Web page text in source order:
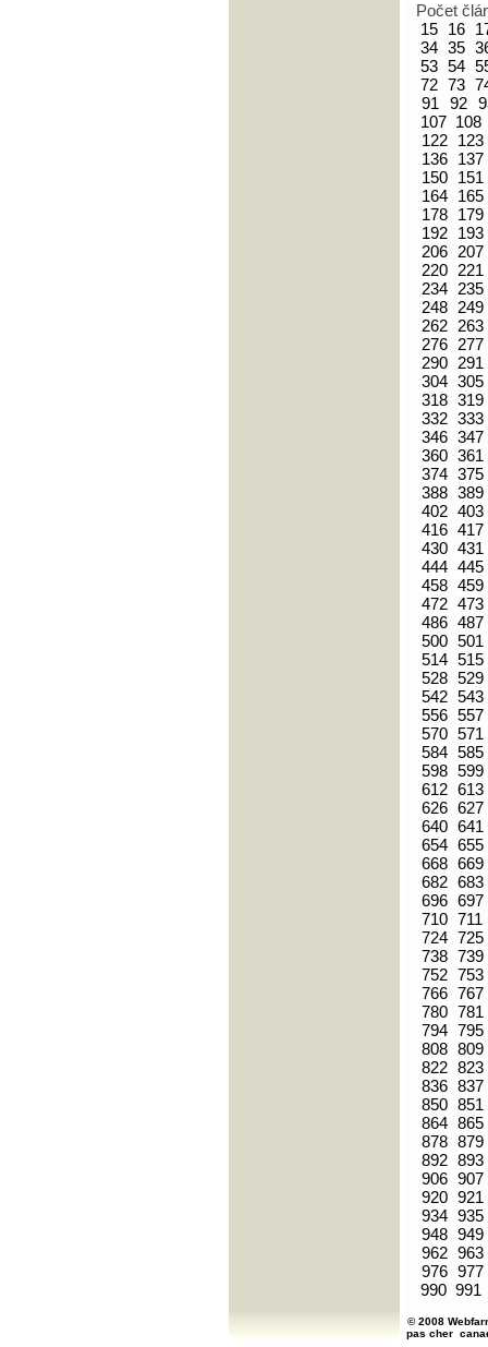
Počet
15 16
34 35
53 54
72 73
91
92
107 108
122
123
136
137
150
151
164
165
178
179
192
193
206 207
220
221
234
235
248
249
262
263
276
277
290
291
304 305
318 319
332 333
346 347
360 361
374 375
388 389
402 403
416 417
430 431
444 445
458 459
472 473
486 487
500 501
514 515
528 529
542 543
556 557
570 571
584 585
598 599
612 613
626 627
640 641
654 655
668 669
682 683
696 697
710 711
724 725
738 739
752 753
766 767
780 781
794 795
808 809
822 823
836 837
850 851
864 865
878 879
892 893
906 907
920 921
934 935
948 949
962 963
976 977
990 991
© 2008
pas cher